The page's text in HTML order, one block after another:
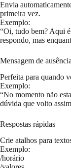
Envia
primeira vez.
Exemplo:
“Oi, tudo bem? Aqui
respondo, mas
Mensagem de
Perfeita para quando
Exemplo:
“No momento não
dúvida que volto
Respostas rápidas
Crie atalhos para
Exemplo:
/horário